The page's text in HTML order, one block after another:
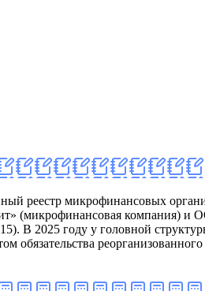
реестр микрофинансовых
(микрофинансовая компания)
В 2025 году у головной